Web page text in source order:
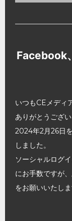
Facebook
いつもCEメディ
ありがとうござい
2024年2月26日
しました。
ソーシャルログ
にお手数ですが
をお願いいたしま